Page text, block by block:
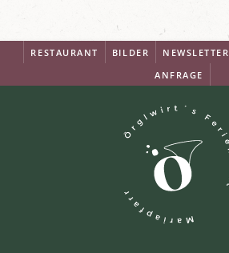
RESTAURANT BILDER NEWSLETTER
ANFRAGE